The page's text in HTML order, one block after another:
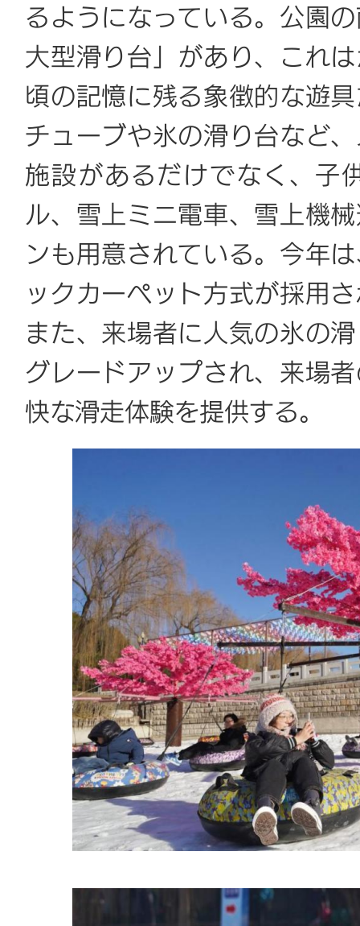
るようになっている。公園
大型滑り台」があり、これ
頃の記憶に残る象徴的な遊
チューブや氷の滑り台など
施設があるだけでなく、子
ル、雪上ミニ電車、雪上機
ンも用意されている。今年
ックカーペット方式が採用
また、来場者に人気の氷の
グレードアップされ、来場
快な滑走体験を提供する。